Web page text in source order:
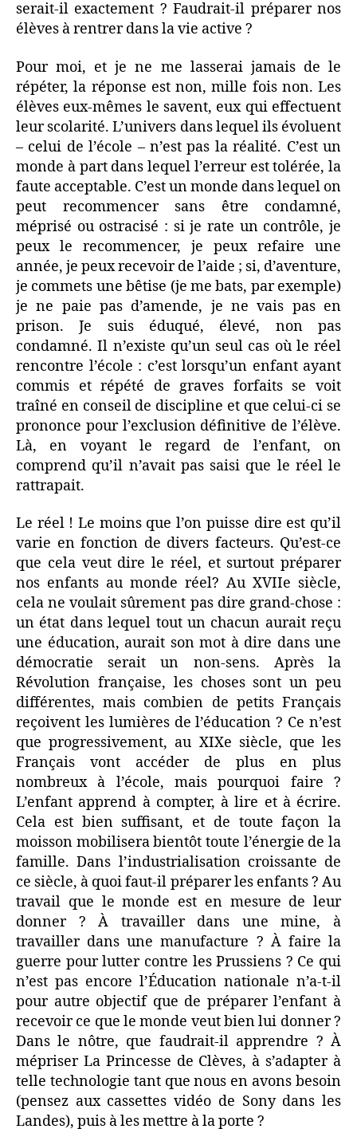
serait-il exactement ? Faudrait-il préparer nos
élèves à rentrer dans la vie active ?
Pour moi, et je ne me lasserai jamais de le
répéter, la réponse est non, mille fois non. Les
élèves eux-mêmes le savent, eux qui effectuent
leur scolarité. L’univers dans lequel ils évoluent
– celui de l’école – n’est pas la réalité. C’est un
monde à part dans lequel l’erreur est tolérée, la
faute acceptable. C’est un monde dans lequel on
peut recommencer sans être condamné,
méprisé ou ostracisé : si je rate un contrôle, je
peux le recommencer, je peux refaire une
année, je peux recevoir de l’aide ; si, d’aventure,
je commets une bêtise (je me bats, par exemple)
je ne paie pas d’amende, je ne vais pas en
prison. Je suis éduqué, élevé, non pas
condamné. Il n’existe qu’un seul cas où le réel
rencontre l’école : c’est lorsqu’un enfant ayant
commis et répété de graves forfaits se voit
traîné en conseil de discipline et que celui-ci se
prononce pour l’exclusion définitive de l’élève.
Là, en voyant le regard de l’enfant, on
comprend qu’il n’avait pas saisi que le réel le
rattrapait.
Le réel ! Le moins que l’on puisse dire est qu’il
varie en fonction de divers facteurs. Qu’est-ce
que cela veut dire le réel, et surtout préparer
nos enfants au monde réel? Au XVIIe siècle,
cela ne voulait sûrement pas dire grand-chose :
un état dans lequel tout un chacun aurait reçu
une éducation, aurait son mot à dire dans une
démocratie serait un non-sens. Après la
Révolution française, les choses sont un peu
différentes, mais combien de petits Français
reçoivent les lumières de l’éducation ? Ce n’est
que progressivement, au XIXe siècle, que les
Français vont accéder de plus en plus
nombreux à l’école, mais pourquoi faire ?
L’enfant apprend à compter, à lire et à écrire.
Cela est bien suffisant, et de toute façon la
moisson mobilisera bientôt toute l’énergie de la
famille. Dans l’industrialisation croissante de
ce siècle, à quoi faut-il préparer les enfants ? Au
travail que le monde est en mesure de leur
donner ? À travailler dans une mine, à
travailler dans une manufacture ? À faire la
guerre pour lutter contre les Prussiens ? Ce qui
n’est pas encore l’Éducation nationale n’a-t-il
pour autre objectif que de préparer l’enfant à
recevoir ce que le monde veut bien lui donner ?
Dans le nôtre, que faudrait-il apprendre ? À
mépriser La Princesse de Clèves, à s’adapter à
telle technologie tant que nous en avons besoin
(pensez aux cassettes vidéo de Sony dans les
Landes), puis à les mettre à la porte ?